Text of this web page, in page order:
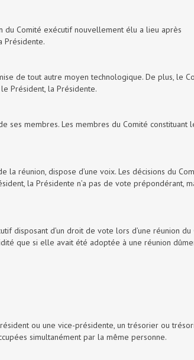
du Comité exécutif nouvellement élu a lieu après
Présidente.
de tout autre moyen technologique. De plus, le
Président, la Présidente.
ses membres. Les membres du Comité constituant
réunion, dispose d’une voix. Les décisions du
la Présidente n’a pas de vote prépondérant,
disposant d’un droit de vote lors d’une réunion du
que si elle avait été adoptée à une réunion
ou une vice-présidente, un trésorier ou
simultanément par la même personne.